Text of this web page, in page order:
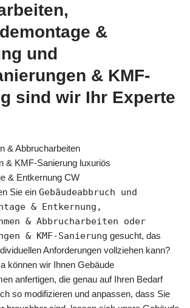
&
und
& KMF-
sind wir Ihr Experte
& Abbrucharbeiten
& KMF-Sanierung luxuriös
& Entkernung CW
Sie ein Gebäudeabbruch und
& Entkernung,
& Abbrucharbeiten oder
& KMF-Sanierung gesucht, das
Anforderungen vollziehen kann?
können wir Ihnen Gebäude
anfertigen, die genau auf Ihren Bedarf
so modifizieren und anpassen, dass Sie